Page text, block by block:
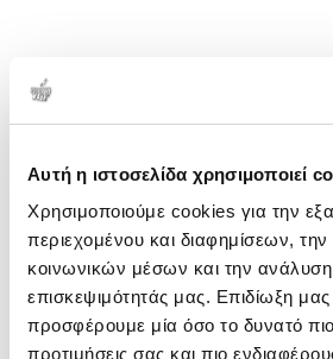
Αυτή η ιστοσελίδα χρησιμοποιεί
Χρησιμοποιούμε cookies για την
περιεχομένου και διαφημίσεων,
κοινωνικών μέσων και την ανάλυση
επισκεψιμότητάς μας. Επιδίωξη μας
προσφέρουμε μία όσο το δυνατό πιο
προτιμήσεις σας και πιο